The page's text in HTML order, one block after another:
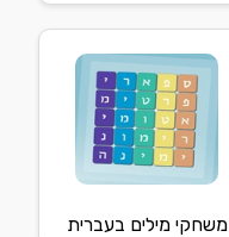
משחקי מילים בעברית